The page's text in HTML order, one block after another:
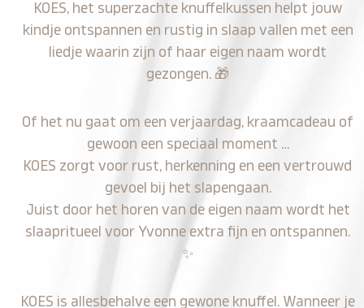
KOES, het superzachte knuffelkussen helpt jouw
kindje ontspannen en rustig in slaap vallen met een
liedje waarin zijn of haar eigen naam wordt
gezongen. 🎁
Of het nu gaat om een verjaardag, kraamcadeau of
gewoon een speciaal moment …
KOES zorgt voor rust, herkenning en een vertrouwd
gevoel bij het slapengaan.
Juist door het horen van de eigen naam wordt het
slaapritueel voor Yvonne extra fijn en ontspannen.
✨
KOES is allesbehalve een gewone knuffel. Wanneer je